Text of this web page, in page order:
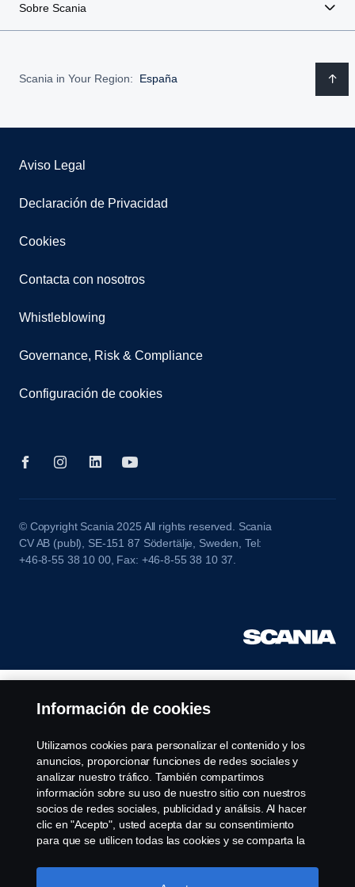
Sobre Scania
Scania in Your Region: España
Aviso Legal
Declaración de Privacidad
Cookies
Contacta con nosotros
Whistleblowing
Governance, Risk & Compliance
Configuración de cookies
© Copyright Scania 2025 All rights reserved. Scania
CV AB (publ), SE-151 87 Södertälje, Sweden, Tel:
+46-8-55 38 10 00, Fax: +46-8-55 38 10 37.
Información de cookies
Utilizamos cookies para personalizar el contenido y los
anuncios, proporcionar funciones de redes sociales y
analizar nuestro tráfico. También compartimos
información sobre su uso de nuestro sitio con nuestros
socios de redes sociales, publicidad y análisis. Al hacer
clic en "Acepto", usted acepta dar su consentimiento
para que se utilicen todas las cookies y se comparta la
haciendo clic en "Configuración de cookies" y